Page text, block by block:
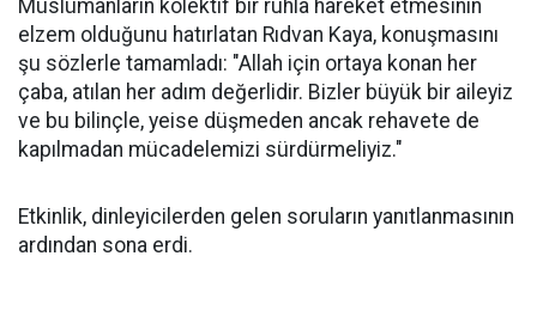
Müslümanların kolektif bir ruhla hareket etmesinin
elzem olduğunu hatırlatan Rıdvan Kaya, konuşmasını
şu sözlerle tamamladı: "Allah için ortaya konan her
çaba, atılan her adım değerlidir. Bizler büyük bir aileyiz
ve bu bilinçle, yeise düşmeden ancak rehavete de
kapılmadan mücadelemizi sürdürmeliyiz."
Etkinlik, dinleyicilerden gelen soruların yanıtlanmasının
ardından sona erdi.